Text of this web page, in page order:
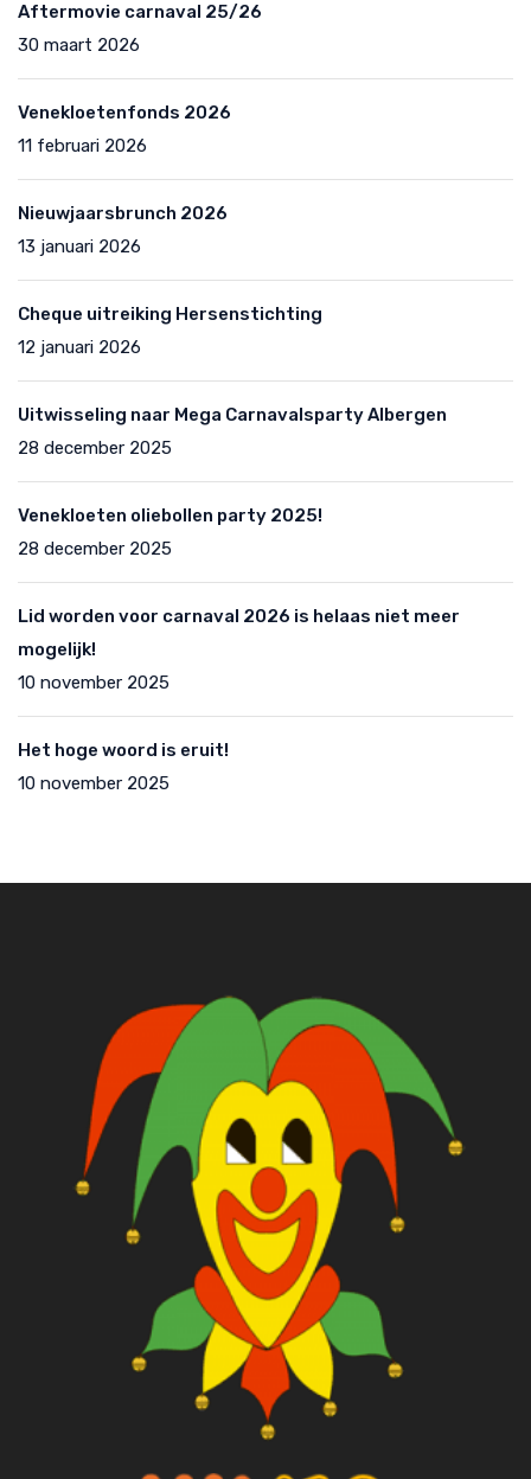
Aftermovie carnaval 25/26
30 maart 2026
Venekloetenfonds 2026
11 februari 2026
Nieuwjaarsbrunch 2026
13 januari 2026
Cheque uitreiking Hersenstichting
12 januari 2026
Uitwisseling naar Mega Carnavalsparty Albergen
28 december 2025
Venekloeten oliebollen party 2025!
28 december 2025
Lid worden voor carnaval 2026 is helaas niet meer
mogelijk!
10 november 2025
Het hoge woord is eruit!
10 november 2025